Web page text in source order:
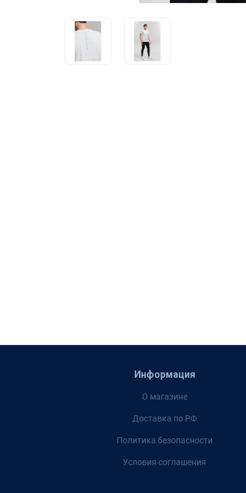
Информация
О магазине
Доставка по РФ
Политика безопасности
Условия соглашения